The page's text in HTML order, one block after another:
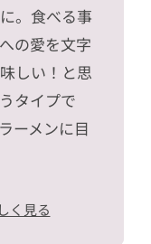
。食べる事
の愛を文字
しい！と思
タイプで
ーメンに目
く見る